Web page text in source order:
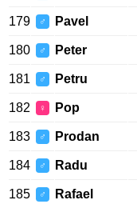
179 ♂ Pavel
180 ♂ Peter
181 ♂ Petru
182 ♀ Pop
183 ♂ Prodan
184 ♂ Radu
185 ♂ Rafael